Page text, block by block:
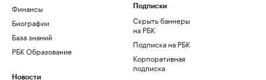
Финансы
Биографии
База знаний
РБК Образование
Новости
Подписки
Скрыть баннеры
на РБК
Подписка на РБК
Корпоративная
подписка